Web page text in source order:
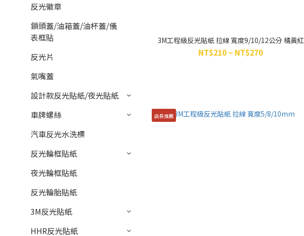
反光徽章
鎖頭蓋/油箱蓋/油杯蓋/儀
表框貼
反光片
氣嘴蓋
設計款反光貼紙/夜光貼紙
車牌螺絲
汽車反光水洗標
反光輪框貼紙
夜光輪框貼紙
反光輪胎貼紙
3M反光貼紙
HHR反光貼紙
3M工程級反光貼紙 拉線 寬度9/10/12公分 橘黃紅
NT$210 ~ NT$270
店長推薦